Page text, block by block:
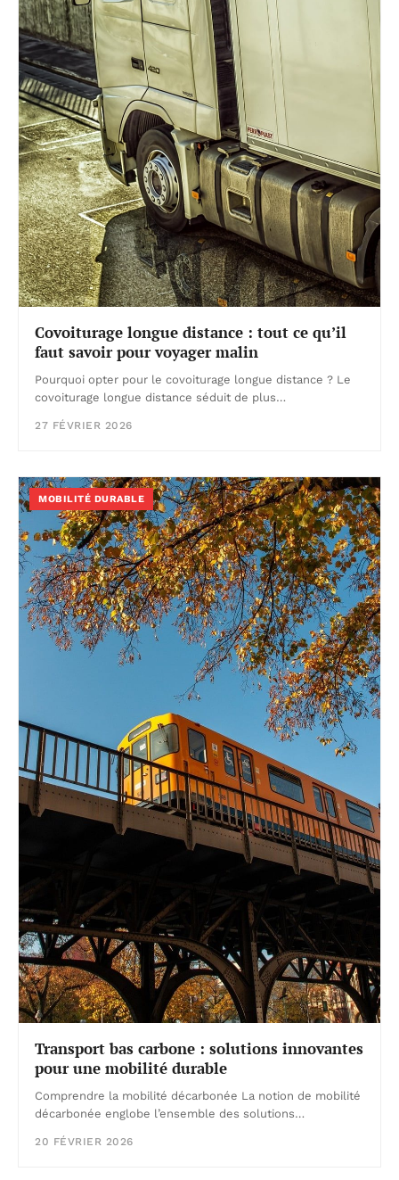
Covoiturage longue distance : tout ce qu’il
faut savoir pour voyager malin
Pourquoi opter pour le covoiturage longue distance ? Le
covoiturage longue distance séduit de plus…
27 FÉVRIER 2026
MOBILITÉ DURABLE
Transport bas carbone : solutions innovantes
pour une mobilité durable
Comprendre la mobilité décarbonée La notion de mobilité
décarbonée englobe l’ensemble des solutions…
20 FÉVRIER 2026